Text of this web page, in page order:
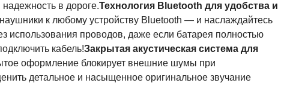
в дороге.Технология Bluetooth для удобства и
к любому устройству Bluetooth — и наслаждайтесь
использования проводов, даже если батарея полностью
кабель!Закрытая акустическая система для
оформление блокирует внешние шумы при
детальное и насыщенное оригинальное звучание